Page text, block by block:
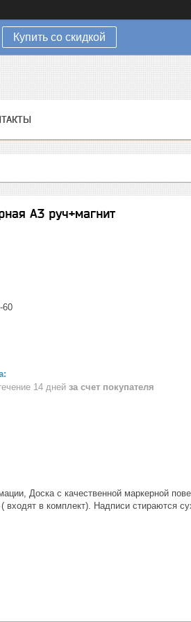
Купить со скидкой
А3 руч+магнит
60
14 дней за счет покупателя
Доска с качественной маркерной
в комплект). Надписи стираются